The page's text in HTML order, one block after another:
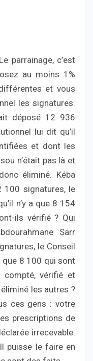
parrainage, c’est
au moins 1%
et vous
les signatures.
déposé 12 936
lui dit qu’il
et dont les
n’était pas là et
éliminé. Kéba
100 signatures, le
n’y a que 8 154
ils vérifié ? Qui
Sarr
le Conseil
que 8 100 qui sont
compté, vérifié et
les autres ?
ces gens : votre
prescriptions de
irrecevable.
puisse le faire en